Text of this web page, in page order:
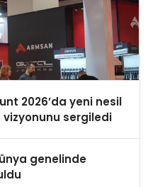
2026’da yeni nesil
sergiledi
genelinde